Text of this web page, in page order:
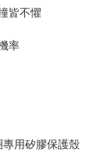
皆不懼
率
用矽膠保護殼